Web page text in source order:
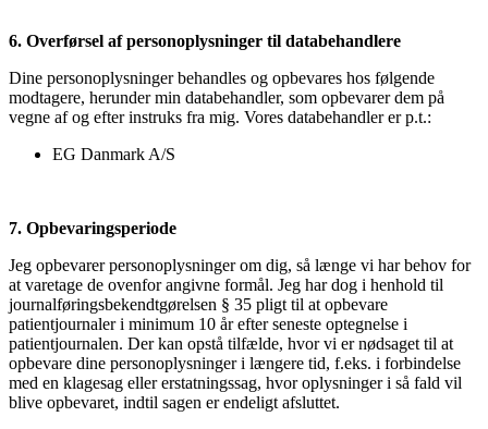
6. Overførsel af personoplysninger til databehandlere
Dine personoplysninger behandles og opbevares hos følgende
modtagere, herunder min databehandler, som opbevarer dem på
vegne af og efter instruks fra mig. Vores databehandler er p.t.:
EG Danmark A/S
7. Opbevaringsperiode
Jeg opbevarer personoplysninger om dig, så længe vi har behov for
at varetage de ovenfor angivne formål. Jeg har dog i henhold til
journalføringsbekendtgørelsen § 35 pligt til at opbevare
patientjournaler i minimum 10 år efter seneste optegnelse i
patientjournalen. Der kan opstå tilfælde, hvor vi er nødsaget til at
opbevare dine personoplysninger i længere tid, f.eks. i forbindelse
med en klagesag eller erstatningssag, hvor oplysninger i så fald vil
blive opbevaret, indtil sagen er endeligt afsluttet.